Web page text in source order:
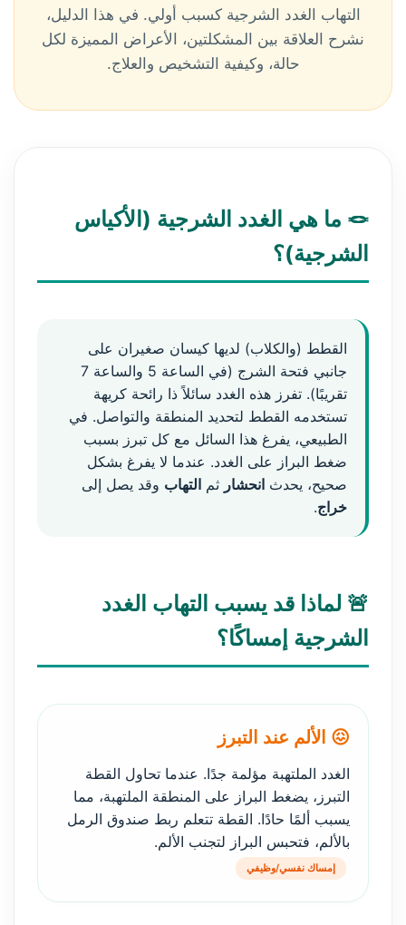
التهاب الغدد الشرجية كسبب أولي. في هذا الدليل،
نشرح العلاقة بين المشكلتين، الأعراض المميزة لكل
حالة، وكيفية التشخيص والعلاج.
🪢 ما هي الغدد الشرجية (الأكياس
الشرجية)؟
القطط (والكلاب) لديها كيسان صغيران على
جانبي فتحة الشرج (في الساعة 5 والساعة 7
تقريبًا). تفرز هذه الغدد سائلاً ذا رائحة كريهة
تستخدمه القطط لتحديد المنطقة والتواصل. في
الطبيعي، يفرغ هذا السائل مع كل تبرز بسبب
ضغط البراز على الغدد. عندما لا يفرغ بشكل
صحيح، يحدث انحشار ثم التهاب وقد يصل إلى
خراج.
🚨 لماذا قد يسبب التهاب الغدد
الشرجية إمساكًا؟
😖 الألم عند التبرز
الغدد الملتهبة مؤلمة جدًا. عندما تحاول القطة
التبرز، يضغط البراز على المنطقة الملتهبة، مما
يسبب ألمًا حادًا. القطة تتعلم ربط صندوق الرمل
بالألم، فتحبس البراز لتجنب الألم.
إمساك نفسي/وظيفي